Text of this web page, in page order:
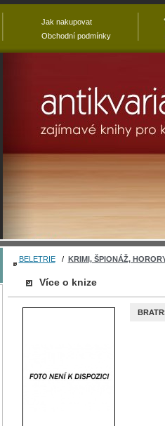
BELETRIE/ KRIMI, ŠPIONÁŽ,
Více o knize
Jak nakupovat
Obchodní podmínky